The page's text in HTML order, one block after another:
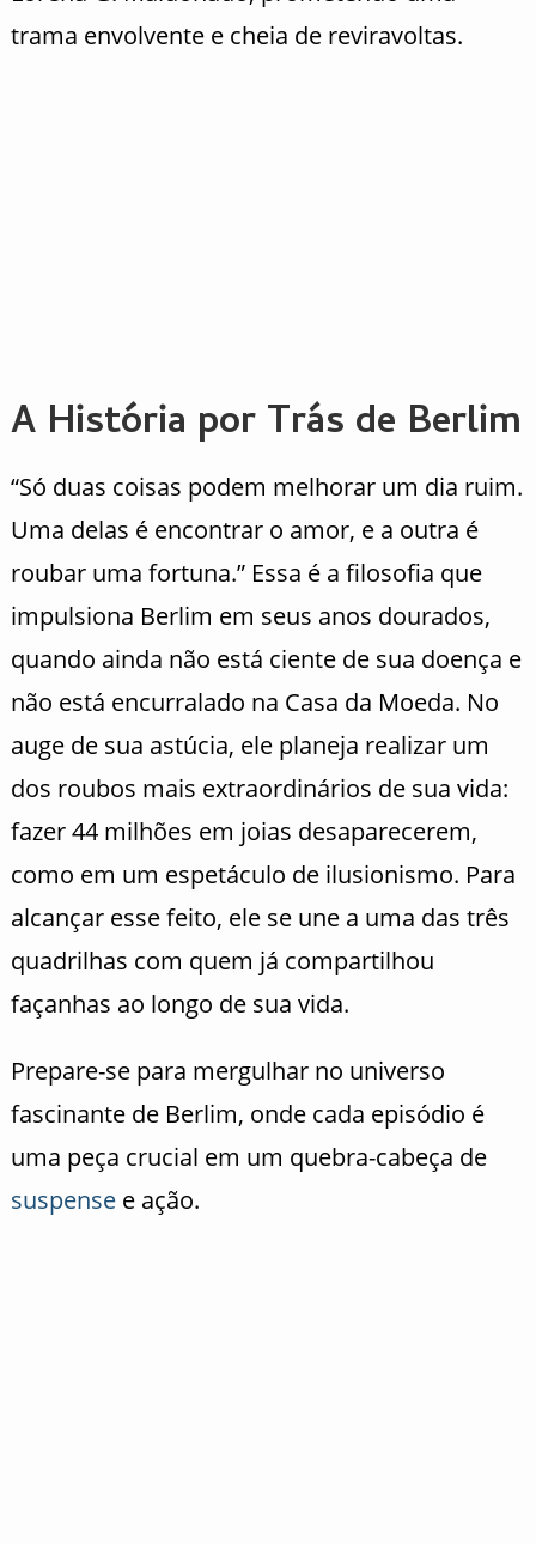
trama envolvente e cheia de reviravoltas.
A História por Trás de Berlim
“Só duas coisas podem melhorar um dia ruim.
Uma delas é encontrar o amor, e a outra é
roubar uma fortuna.” Essa é a filosofia que
impulsiona Berlim em seus anos dourados,
quando ainda não está ciente de sua doença e
não está encurralado na Casa da Moeda. No
auge de sua astúcia, ele planeja realizar um
dos roubos mais extraordinários de sua vida:
fazer 44 milhões em joias desaparecerem,
como em um espetáculo de ilusionismo. Para
alcançar esse feito, ele se une a uma das três
quadrilhas com quem já compartilhou
façanhas ao longo de sua vida.
Prepare-se para mergulhar no universo
fascinante de Berlim, onde cada episódio é
uma peça crucial em um quebra-cabeça de
suspensee ação.